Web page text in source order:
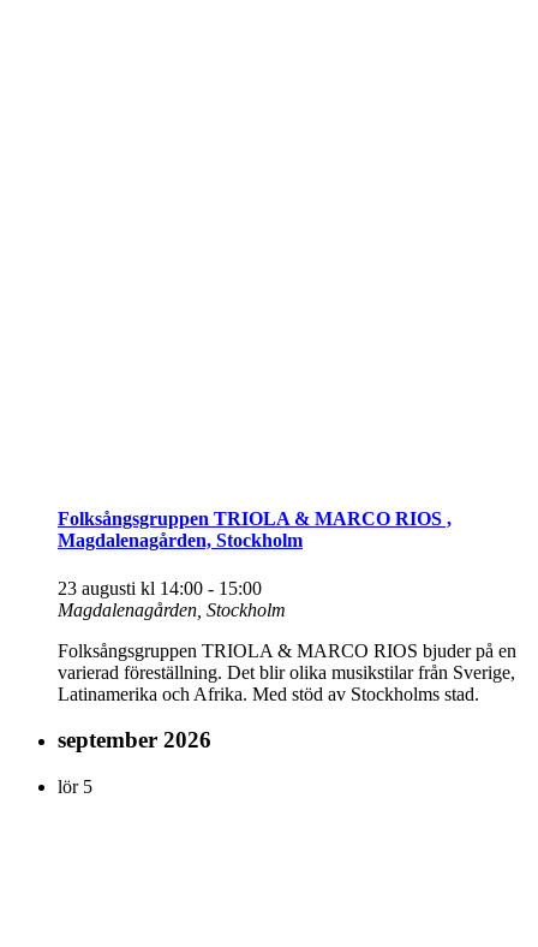
Folksångsgruppen TRIOLA & MARCO RIOS ,
Magdalenagården, Stockholm
23 augusti kl 14:00 - 15:00
Magdalenagården, Stockholm
Folksångsgruppen TRIOLA & MARCO RIOS bjuder på en
varierad föreställning. Det blir olika musikstilar från Sverige,
Latinamerika och Afrika. Med stöd av Stockholms stad.
september 2026
lör 5